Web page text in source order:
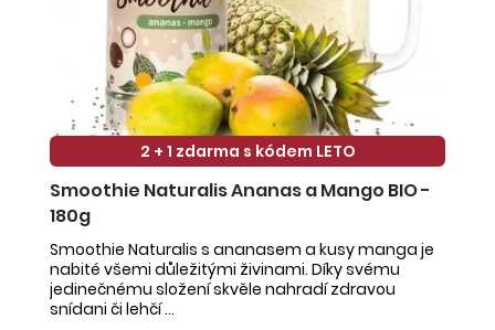
2 + 1 zdarma s kódem LETO
Smoothie Naturalis Ananas a Mango BIO -
180g
Smoothie Naturalis s ananasem a kusy manga je
nabité všemi důležitými živinami. Díky svému
jedinečnému složení skvěle nahradí zdravou
snídani či lehčí ...